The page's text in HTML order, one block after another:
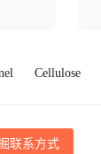
Cellulose
联系方式